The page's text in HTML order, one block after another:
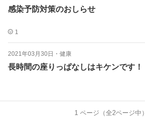
感染予防対策のおしらせ
1
2021年03月30日 ・ 健康
長時間の座りっぱなしはキケンです！
1 ページ（全2ページ中）